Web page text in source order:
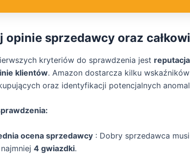
opinie sprzedawcy oraz
kryteriów do sprawdzenia jest
klientów. Amazon dostarcza kilku
oraz identyfikacji potencjalnych
ocena sprzedawcy : Dobry sprzedawca
4 gwiazdki.